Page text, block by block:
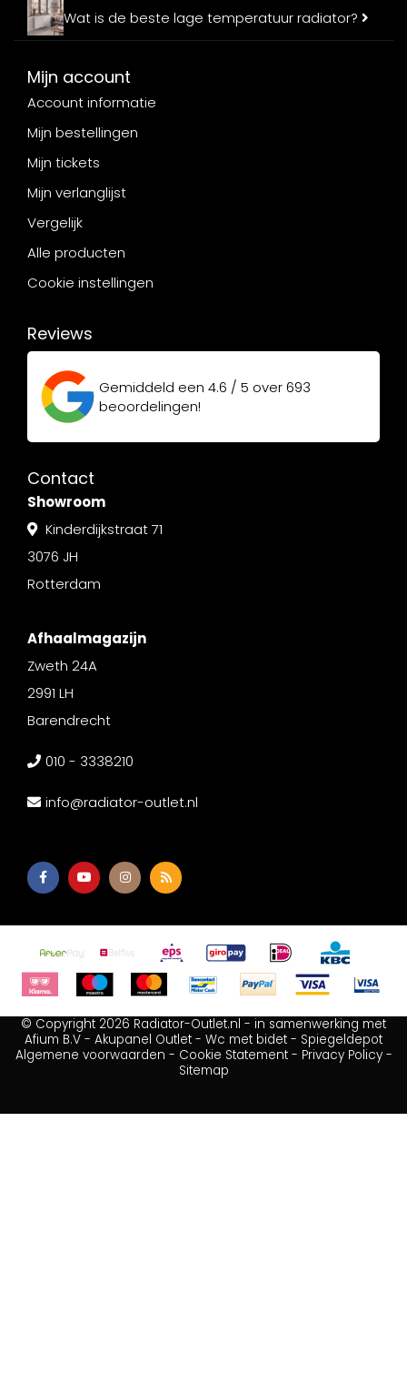
Wat is de beste lage temperatuur radiator?
Mijn account
Account informatie
Mijn bestellingen
Mijn tickets
Mijn verlanglijst
Vergelijk
Alle producten
Cookie instellingen
Reviews
Gemiddeld een 4.6 / 5 over693
beoordelingen!
Contact
Showroom
Kinderdijkstraat 71
3076 JH
Rotterdam
Afhaalmagazijn
Zweth 24A
2991 LH
Barendrecht
010 - 3338210
info@radiator-outlet.nl
© Copyright 2026 Radiator-Outlet.nl - in samenwerking met
Afium B.V - Akupanel Outlet - Wc met bidet - Spiegeldepot
Algemene voorwaarden - Cookie Statement- Privacy Policy-
Sitemap